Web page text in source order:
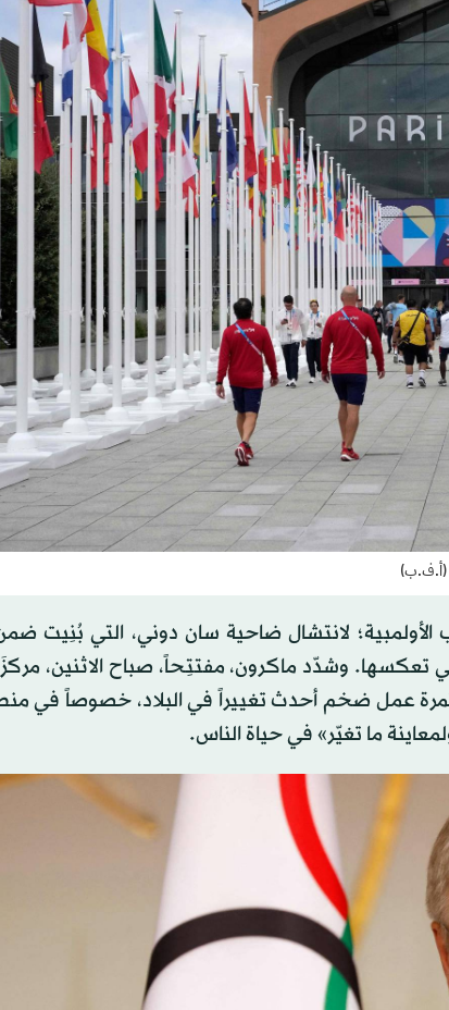
(أ.ف.ب)
الأولمبية؛ لانتشال ضاحية سان دوني، التي بُنِيت
تعكسها. وشدّد ماكرون، مفتتِحاً، صباح الاثنين،
«ثمرة عمل ضخم أحدث تغييراً في البلاد، خصوصاً في
ما تغيّر» في حياة الناس.